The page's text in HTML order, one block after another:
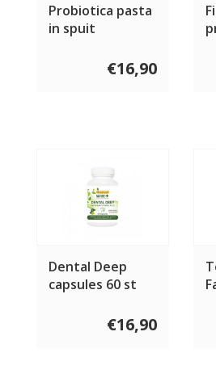
Probiotica pasta
in spuit
€16,90
Dental Deep
capsules 60 st
€16,90